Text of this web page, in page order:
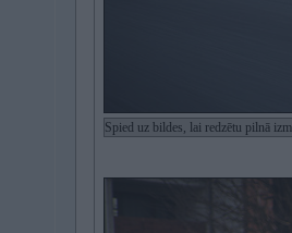
Spied uz bildes, lai redzētu pilnā